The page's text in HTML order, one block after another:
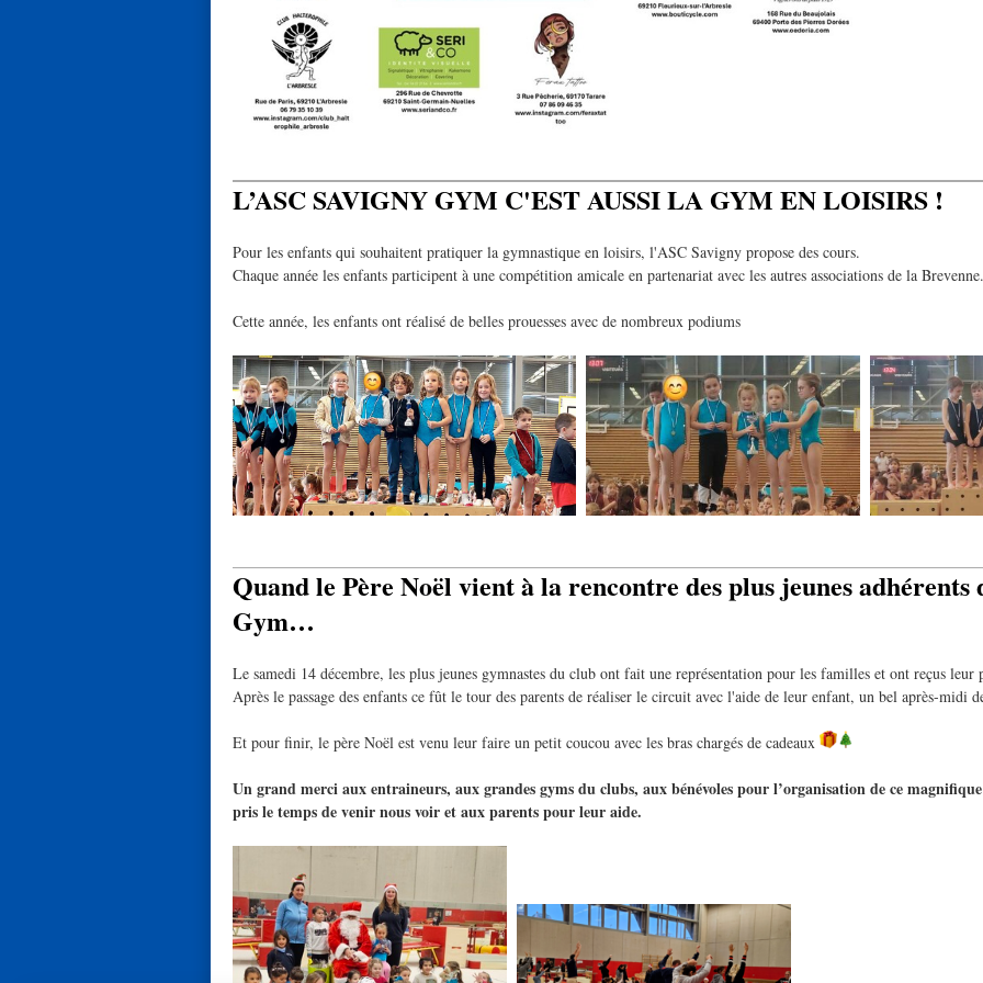
L’ASC SAVIGNY GYM C'EST AUSSI LA GYM EN LOISIRS !
Pour les enfants qui souhaitent pratiquer la gymnastique en loisirs, l'ASC Savigny propose des cours.
Chaque année les enfants participent à une compétition amicale en partenariat avec les autres associations de la Brevenne.
Cette année, les enfants ont réalisé de belles prouesses avec de nombreux podiums
Quand le Père Noël vient à la rencontre des plus jeunes adhérents
Gym…
Le samedi 14 décembre, les plus jeunes gymnastes du club ont fait une représentation pour les familles et ont reçus leur
Après le passage des enfants ce fût le tour des parents de réaliser le circuit avec l'aide de leur enfant, un bel après-midi
Et pour finir, le père Noël est venu leur faire un petit coucou avec les bras chargés de cadeaux
Un grand merci aux entraineurs, aux grandes gyms du clubs, aux bénévoles pour l’organisation de ce
pris le temps de venir nous voir et aux parents pour leur aide.